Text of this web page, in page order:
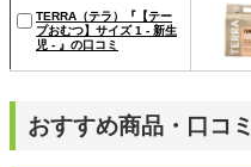
TERRA（テラ）『【テー
プおむつ】サイズ 1 - 新生
児 - 』の口コミ
おすすめ商品・口コ